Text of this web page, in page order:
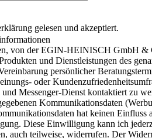
gelesen und akzeptiert.
von der EGIN-HEINISCH GmbH &
und Dienstleistungen des
persönlicher
oder
Messenger-Dienst kontaktiert zu
Kommunikationsdaten
hat keinen Einfluss
Diese Einwilligung kann ich
auch teilweise, widerrufen. Der